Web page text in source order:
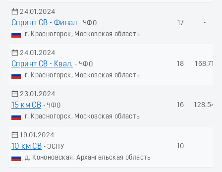
24.01.2024
Спринт СВ - Финал - ЧФО
г. Красногорск, Московская область
17 -
24.01.2024
Спринт СВ - Квал. - ЧФО
г. Красногорск, Московская область
18 168.71
23.01.2024
15 км СВ - ЧФО
г. Красногорск, Московская область
16 128.54
19.01.2024
10 км СВ - ЭСПУ
д. Кононовская, Архангельская область
10 -